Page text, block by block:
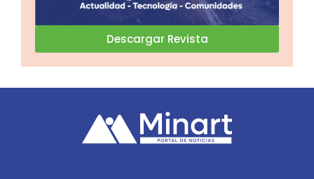
Descargar Revista